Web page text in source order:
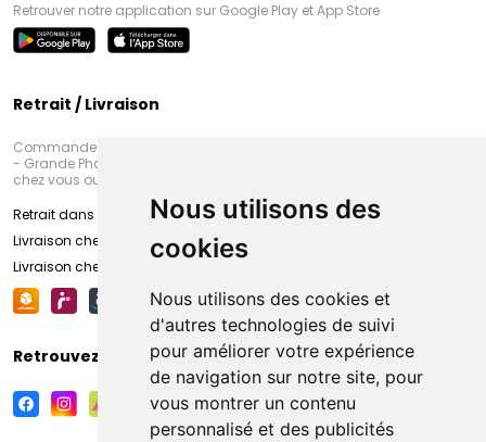
Nous utilisons des
cookies
Nous utilisons des cookies et
d'autres technologies de suivi
pour améliorer votre expérience
de navigation sur notre site, pour
vous montrer un contenu
personnalisé et des publicités
Retrouver notre application sur Google Play et App Store
Retrait / Livraison
Commandez en ligne et venez chercher votre commande à Amiens
- Grande Pharmacie d’Amiens (Fachon) ou recevez-là rapidement
chez vous ou en point retrait
Retrait dans la pharmacie d’Amiens
Livraison chez vous
Livraison chez votre commerçant
Retrouvez-nous sur vos réseaux sociaux